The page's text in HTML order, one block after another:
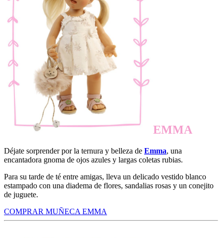
EMMA
Déjate sorprender por la ternura y belleza de Emma, una
encantadora gnoma de ojos azules y largas coletas rubias.
Para su tarde de té entre amigas, lleva un delicado vestido blanco
estampado con una diadema de flores, sandalias rosas y un conejito
de juguete.
COMPRAR MUÑECA EMMA